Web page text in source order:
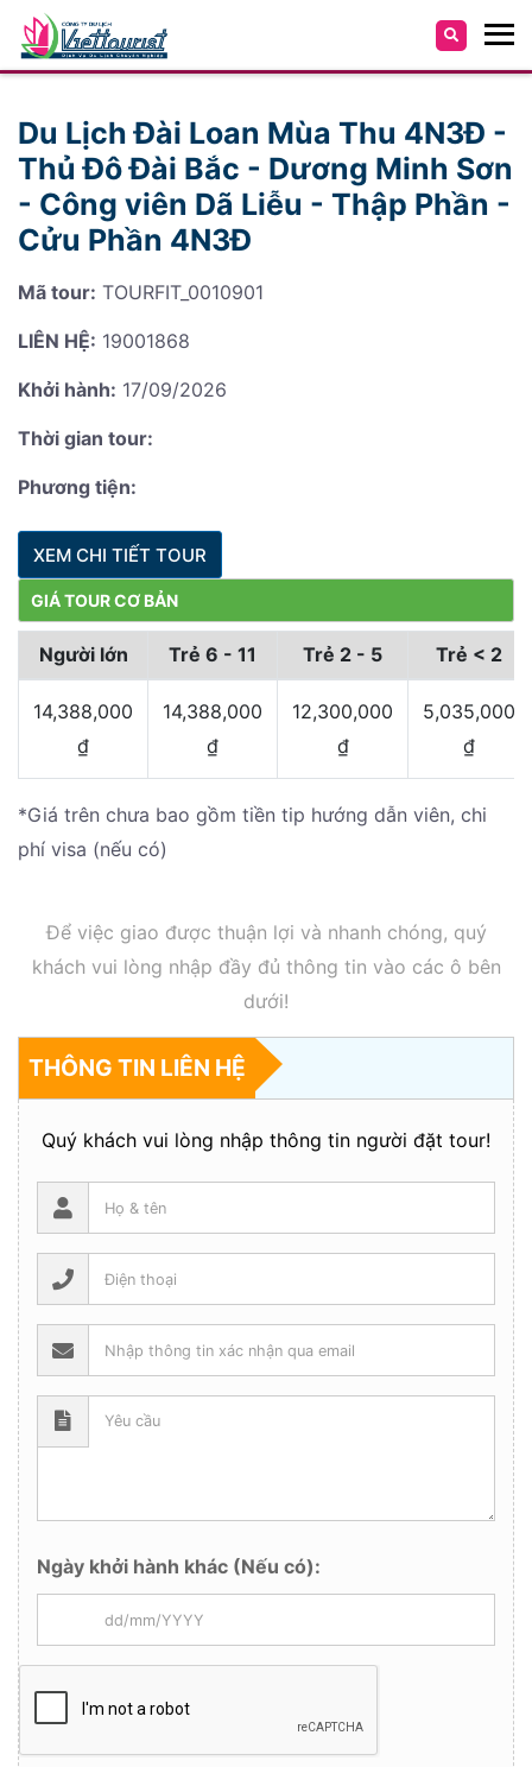
Du Lịch Đài Loan Mùa Thu 4N3Đ -
Thủ Đô Đài Bắc - Dương Minh Sơn
- Công viên Dã Liễu - Thập Phần -
Cửu Phần 4N3Đ
Mã tour: TOURFIT_0010901
LIÊN HỆ: 19001868
Khởi hành: 17/09/2026
Thời gian tour:
Phương tiện:
XEM CHI TIẾT TOUR
GIÁ TOUR CƠ BẢN
Người lớn Trẻ 6 - 11 Trẻ 2 - 5 Trẻ < 2
14,388,000
₫
14,388,000
₫
12,300,000
₫
5,035,000
₫
*Giá trên chưa bao gồm tiền tip hướng dẫn viên, chi
phí visa (nếu có)
Để việc giao được thuận lợi và nhanh chóng, quý
khách vui lòng nhập đầy đủ thông tin vào các ô bên
dưới!
THÔNG TIN LIÊN HỆ
Quý khách vui lòng nhập thông tin người đặt tour!
Ngày khởi hành khác (Nếu có):